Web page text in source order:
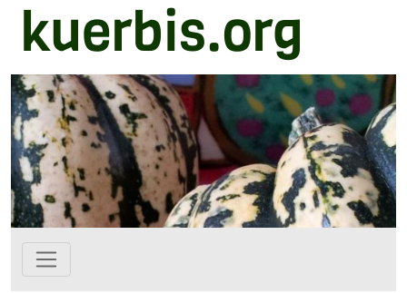
Zum Hauptinhalt springen
kuerbis.org